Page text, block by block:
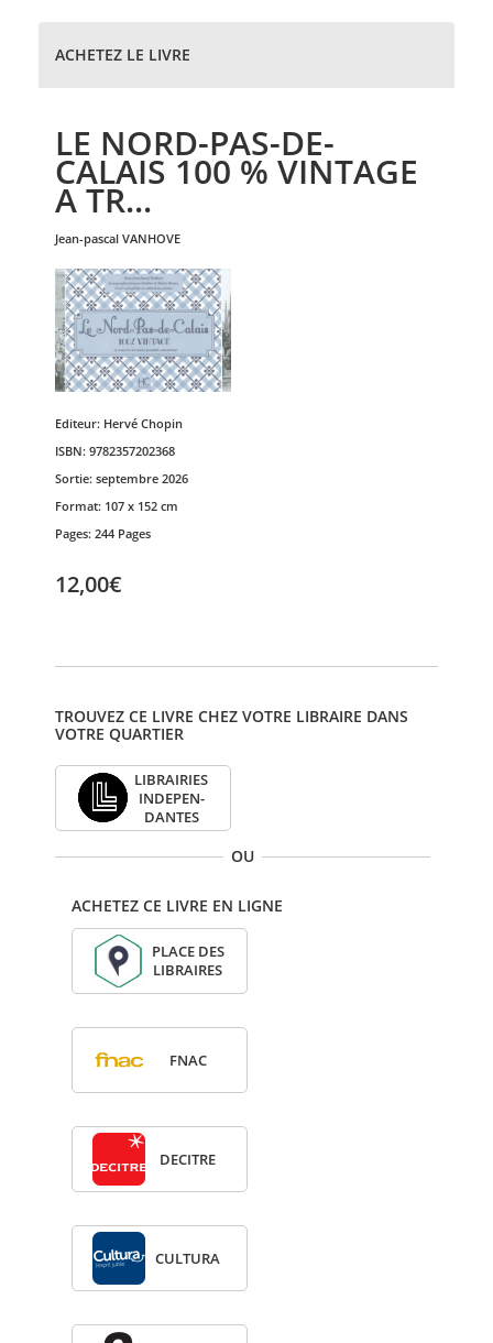
ACHETEZ LE LIVRE
LE NORD-PAS-DE-
CALAIS 100 % VINTAGE
A TR...
jean-pascal VANHOVE
Editeur: Hervé Chopin
ISBN: 9782357202368
Sortie: septembre 2026
Format: 107 x 152 cm
Pages: 244 Pages
12,00€
TROUVEZ CE LIVRE CHEZ VOTRE LIBRAIRE DANS
VOTRE QUARTIER
LIBRAI­RIES
INDE­PEN­
DANTES
OU
ACHETEZ CE LIVRE EN LIGNE
PLACE DES
LIBRAIRES
FNAC
DECITRE
CULTURA